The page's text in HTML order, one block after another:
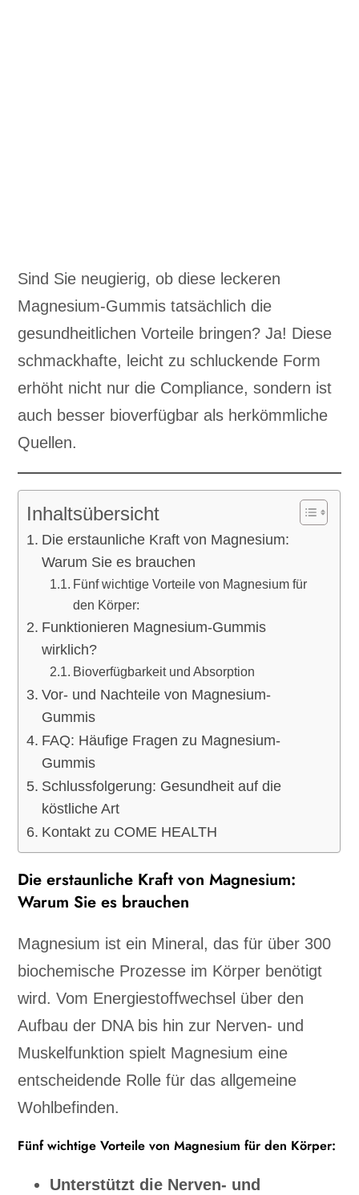
Sind Sie neugierig, ob diese leckeren
Magnesium-Gummis tatsächlich die
gesundheitlichen Vorteile bringen? Ja! Diese
schmackhafte, leicht zu schluckende Form
erhöht nicht nur die Compliance, sondern ist
auch besser bioverfügbar als herkömmliche
Quellen.
Inhaltsübersicht
Die erstaunliche Kraft von Magnesium:
Warum Sie es brauchen
Fünf wichtige Vorteile von Magnesium für
den Körper:
Funktionieren Magnesium-Gummis
wirklich?
Bioverfügbarkeit und Absorption
Vor- und Nachteile von Magnesium-
Gummis
FAQ: Häufige Fragen zu Magnesium-
Gummis
Schlussfolgerung: Gesundheit auf die
köstliche Art
Kontakt zu COME HEALTH
Die erstaunliche Kraft von Magnesium:
Warum Sie es brauchen
Magnesium ist ein Mineral, das für über 300
biochemische Prozesse im Körper benötigt
wird. Vom Energiestoffwechsel über den
Aufbau der DNA bis hin zur Nerven- und
Muskelfunktion spielt Magnesium eine
entscheidende Rolle für das allgemeine
Wohlbefinden.
Fünf wichtige Vorteile von Magnesium für den Körper:
Unterstützt die Nerven- und